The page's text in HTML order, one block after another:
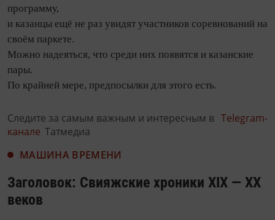
программу,
и казанцы ещё не раз увидят участников соревнований на
своём паркете.
Можно надеяться, что среди них появятся и казанские
пары.
По крайней мере, предпосылки для этого есть.
Следите за самым важным и интересным в Telegram-
канале Татмедиа
МАШИНА ВРЕМЕНИ
Заголовок: Свияжские хроники XIX — XX
веков